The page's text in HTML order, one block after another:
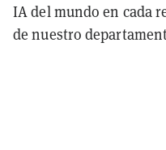
IA del mundo en cada
de nuestro